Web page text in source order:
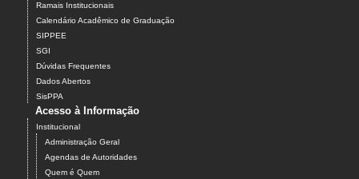
Ramais Institucionais
Calendário Acadêmico de Graduação
SIPPEE
SGI
Dúvidas Frequentes
Dados Abertos
SisPPA
Acesso à Informação
Institucional
Administração Geral
Agendas de Autoridades
Quem é Quem